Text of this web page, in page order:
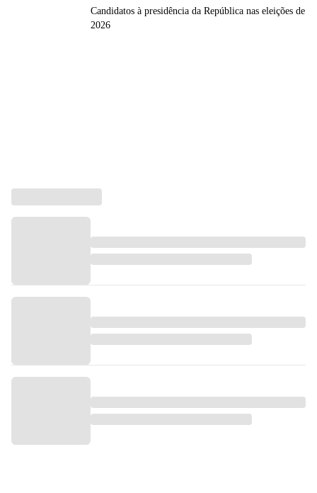
Candidatos à presidência da República nas eleições de
2026